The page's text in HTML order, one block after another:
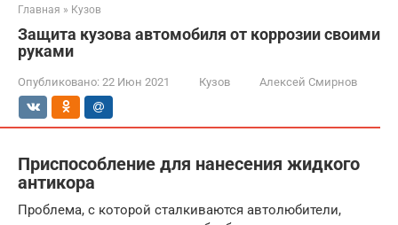
Главная » Кузов
Защита кузова автомобиля от коррозии своими
руками
Опубликовано: 22 Июн 2021 Кузов Алексей Смирнов
Приспособление для нанесения жидкого
антикора
Проблема, с которой сталкиваются автолюбители,